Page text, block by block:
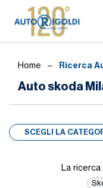
Auto skoda
Home Ricerca
SCEGLI LA
La